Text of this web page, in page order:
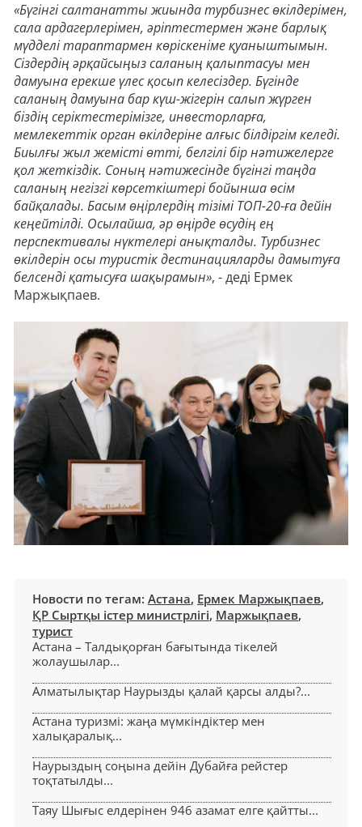
«Бүгінгі салтанатты жиында турбизнес өкілдерімен,
сала ардагерлерімен, әріптестермен және барлық
мүдделі тараптармен көріскеніме қуаныштымын.
Сіздердің әрқайсыңыз саланың қалыптасуы мен
дамуына ерекше үлес қосып келесіздер. Бүгінде
саланың дамуына бар күш-жігерін салып жүрген
біздің серіктестерімізге, инвесторларға,
мемлекеттік орган өкілдеріне алғыс білдіргім келеді.
Биылғы жыл жемісті өтті, белгілі бір нәтижелерге
қол жеткіздік. Соның нәтижесінде бүгінгі таңда
саланың негізгі көрсеткіштері бойынша өсім
байқалады. Басым өңірлердің тізімі ТОП-20-ға дейін
кеңейтілді. Осылайша, әр өңірде өсудің ең
перспективалы нүктелері анықталды. Турбизнес
өкілдерін осы туристік дестинацияларды дамытуға
белсенді қатысуға шақырамын», - деді Ермек
Маржықпаев.
Новости по тегам: Астана, Ермек Маржықпаев,
ҚР Сыртқы істер министрлігі, Маржықпаев,
турист
Астана – Талдықорған бағытында тікелей
жолаушылар...
Алматылықтар Наурызды қалай қарсы алды?...
Астана туризмі: жаңа мүмкіндіктер мен
халықаралық...
Наурыздың соңына дейін Дубайға рейстер
тоқтатылды...
Таяу Шығыс елдерінен 946 азамат елге қайтты...